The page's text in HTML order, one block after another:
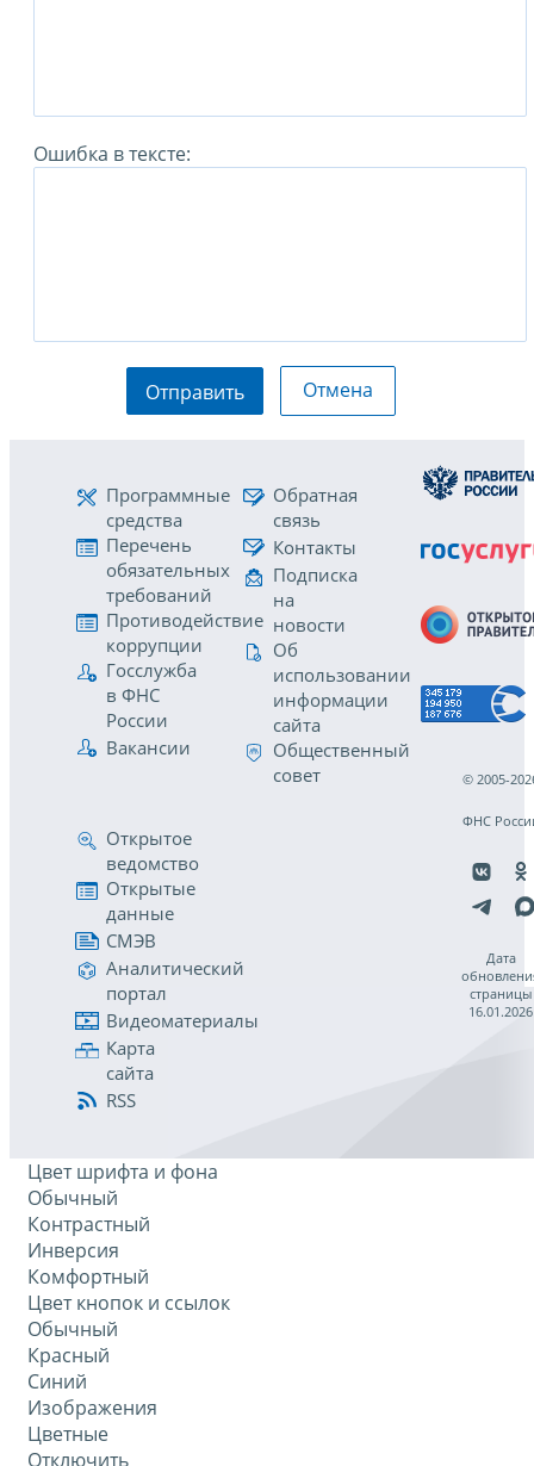
Ошибка в тексте:
Отправить Отмена
Программные
средства
Перечень
обязательных
требований
Противодействие
коррупции
Госслужба
в ФНС
России
Вакансии
Обратная
связь
Контакты
Подписка
на
новости
Об
использовании
информации
сайта
Общественный
совет
Открытое
ведомство
Открытые
данные
СМЭВ
Аналитический
портал
Видеоматериалы
Карта
сайта
RSS
© 2005-
ФНС
Дата
страницы
16.01.2026
Цвет шрифта и фона
Обычный
Контрастный
Инверсия
Комфортный
Цвет кнопок и ссылок
Обычный
Красный
Синий
Изображения
Цветные
Отключить